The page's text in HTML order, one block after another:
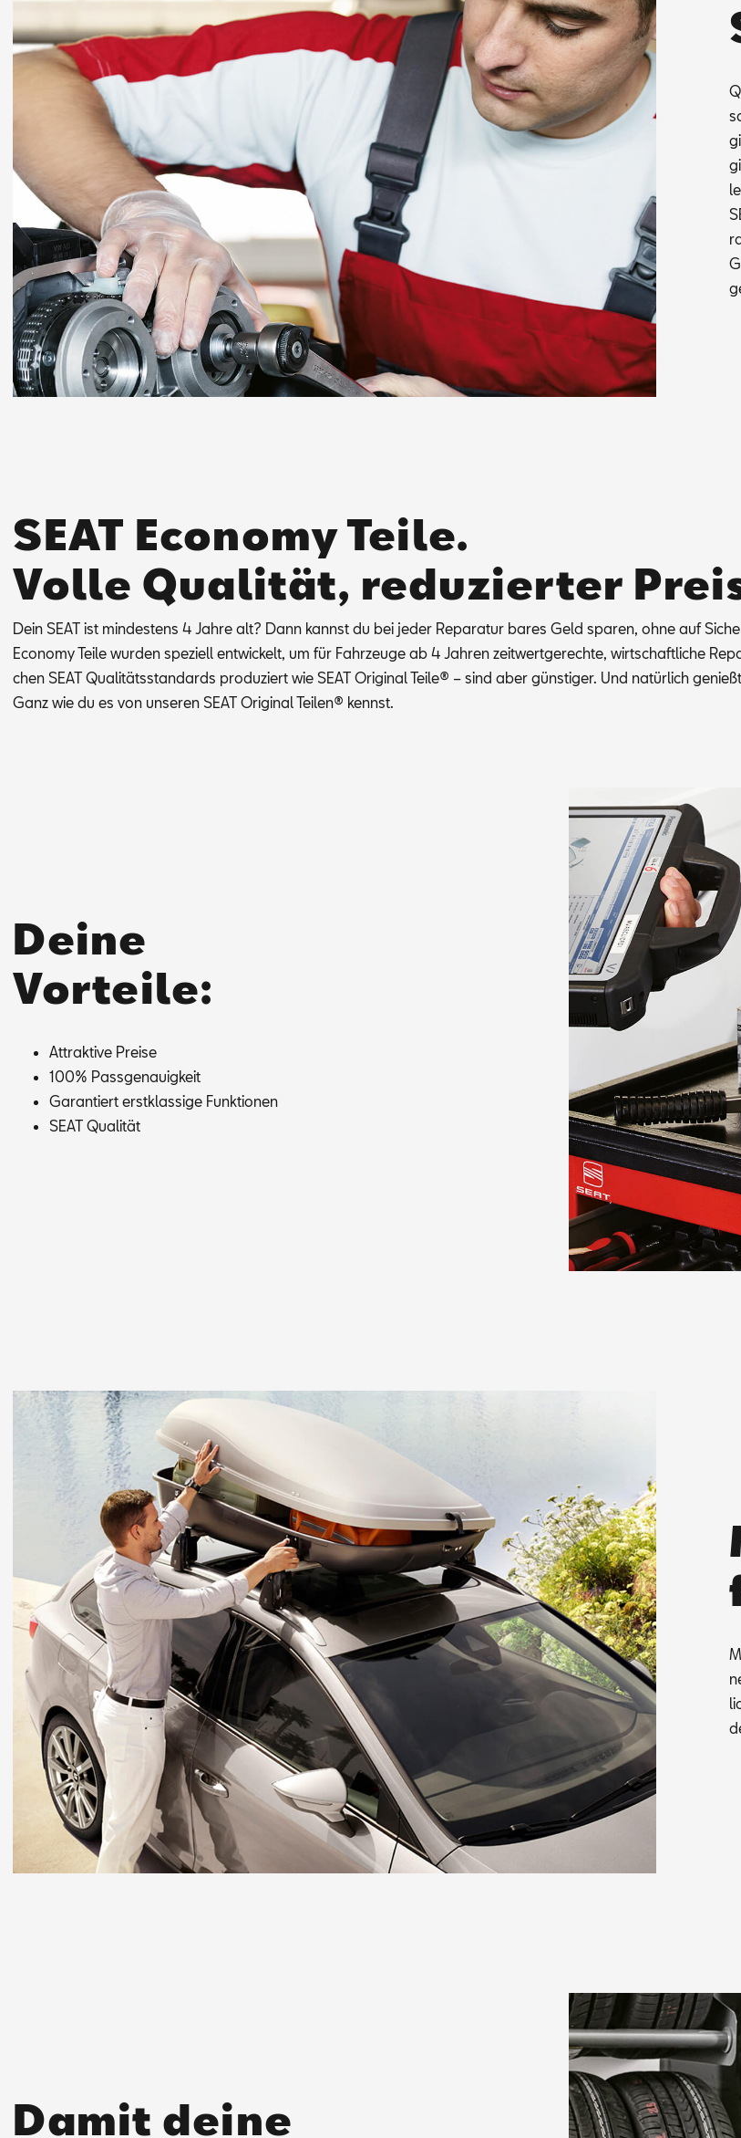
SEAT Economy Teile.
Volle Qualität, reduzierter
Dein SEAT ist min­des­tens 4 Jah­re alt? Dann kannst du bei je­der Re­pa­ra­tur ba­res Geld spa­ren, ohne auf
Eco­no­my Tei­le wur­den spe­zi­ell ent­wi­ckelt, um für Fahr­zeu­ge ab 4 Jah­ren zeit­wert­ge­rech­te, wirt­schaft­li­che
chen SEAT Qua­li­täts­stan­dards pro­du­ziert wie SEAT Ori­gi­nal Tei­le® – sind aber güns­ti­ger. Und na­tür­lich
Ganz wie du es von un­se­ren SEAT Ori­gi­nal Tei­len® kennst.
Deine
Vorteile:
At­trak­ti­ve Prei­se
100% Pass­ge­nau­ig­keit
Ga­ran­tiert erst­klas­si­ge Funk­tio­nen
SEAT Qua­li­tät
Damit deine